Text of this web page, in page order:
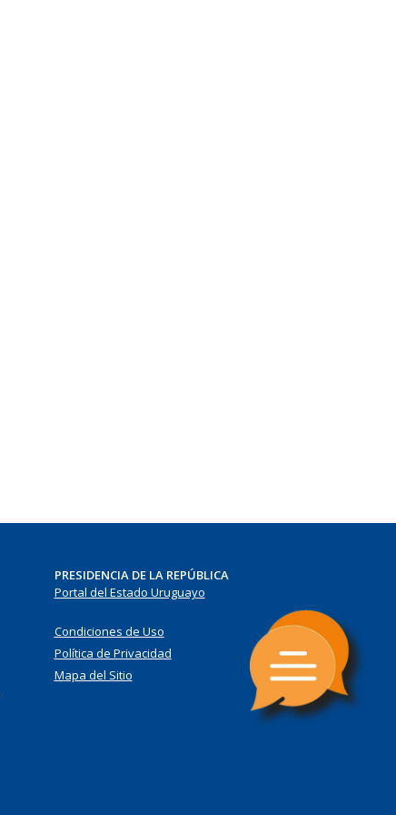
PRESIDENCIA DE LA REPÚBLICA
Portal del Estado Uruguayo
Condiciones de Uso
Política de Privacidad
Mapa del Sitio